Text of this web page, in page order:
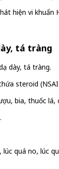
hiện vi khuẩn
tá tràng
dày, tá tràng.
steroid
bia, thuốc
quá no, lúc